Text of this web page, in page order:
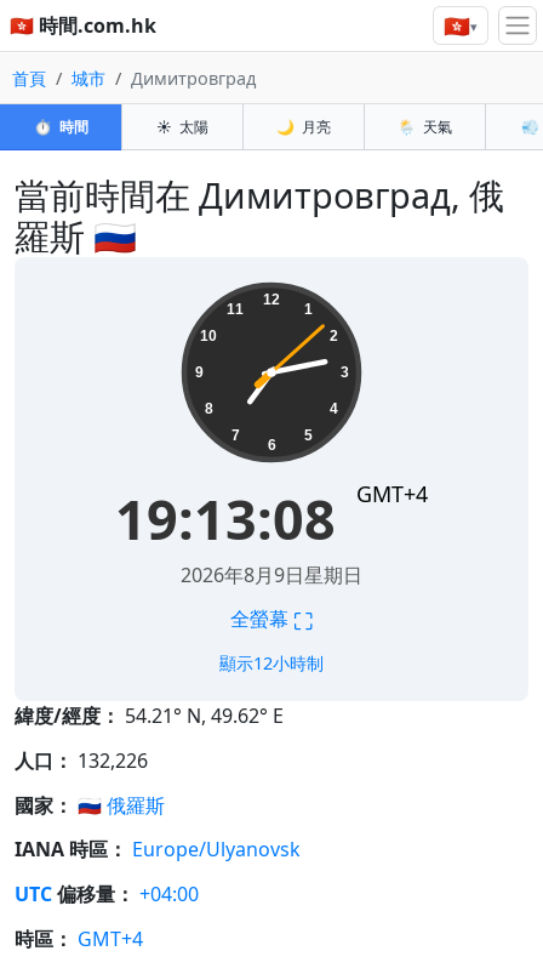
🇭🇰 時間.com.hk 🇭🇰▾
首頁 城市 Димитровград
⏱️ 時間 ☀️ 太陽 🌙 月亮 🌦️ 天氣 💨
當前時間在 Димитровград, 俄
羅斯 🇷🇺
12
1
2
3
4
5
6
7
8
9
10
11
19:13:08 GMT+4
2026年8月9日星期日
全螢幕 ⛶
顯示12小時制
緯度/經度： 54.21° N, 49.62° E
人口： 132,226
國家： 🇷🇺俄羅斯
IANA 時區： Europe/Ulyanovsk
UTC偏移量： +04:00
時區： GMT+4